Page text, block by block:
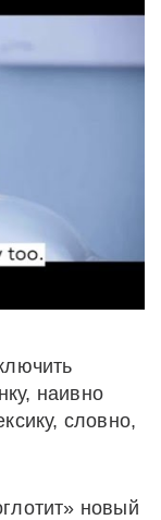
наивно
словно,
новый